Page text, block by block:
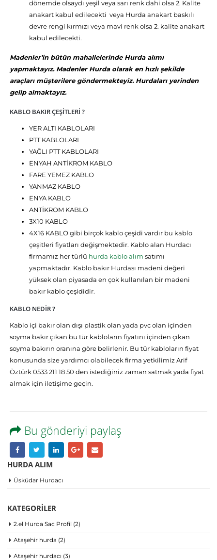
dönemde olsaydı yeşil veya sarı renk dahi olsa 2. Kalite
anakart kabul edilecekti veya Hurda anakart baskılı
devre rengi kırmızı veya mavi renk olsa 2. kalite anakart
kabul edilecekti.
Madenler’in bütün mahallelerinde Hurda alımı
yapmaktayız. Madenler Hurda olarak en hızlı şekilde
araçları müşterilere göndermekteyiz. Hurdaları yerinden
gelip almaktayız.
KABLO BAKIR ÇEŞİTLERİ ?
YER ALTI KABLOLARI
PTT KABLOLARI
YAĞLI PTT KABLOLARI
ENYAH ANTİKROM KABLO
FARE YEMEZ KABLO
YANMAZ KABLO
ENYA KABLO
ANTİKROM KABLO
3X10 KABLO
4X16 KABLO gibi birçok kablo çeşidi vardır bu kablo
çeşitleri fiyatları değişmektedir. Kablo alan Hurdacı
firmamız her türlü hurda kablo alım satımı
yapmaktadır. Kablo bakır Hurdası madeni değeri
yüksek olan piyasada en çok kullanılan bir madeni
bakır kablo çeşididir.
KABLO NEDİR ?
Kablo içi bakır olan dışı plastik olan yada pvc olan içinden
soyma bakır çıkan bu tür kabloların fiyatını içinden çıkan
soyma bakırın oranına göre belirlenir. Bu tür kabloların fiyat
konusunda size yardımcı olabilecek firma yetkilimiz Arif
Öztürk 0533 211 18 50 den istediğiniz zaman satmak yada fiyat
almak için iletişime geçin.
Bu gönderiyi paylaş
HURDA ALIM
Üsküdar Hurdacı
KATEGORILER
2.el Hurda Sac Profil (2)
Ataşehir hurda (2)
Ataşehir hurdacı (3)